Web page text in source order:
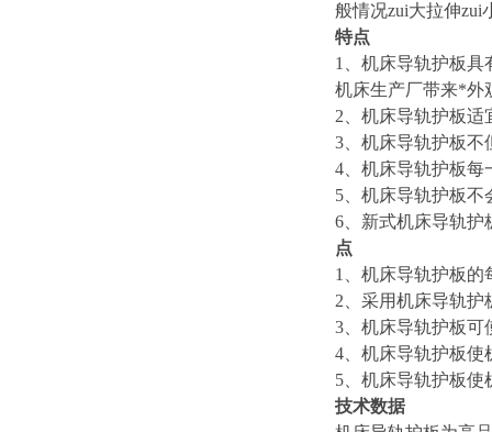
般情况zui大拉伸zui
特点
1
、机床导轨护板
机床生产厂带来*外
2 、机床导轨护板
3 、机床导轨护板
4 、机床导轨护板
5 、机床导轨护板
6 、新式机床导轨
点
1
、机床导轨护板
2 、采用机床导轨
3 、机床导轨护板
4 、机床导轨护板
5 、机床导轨护板
技术数据